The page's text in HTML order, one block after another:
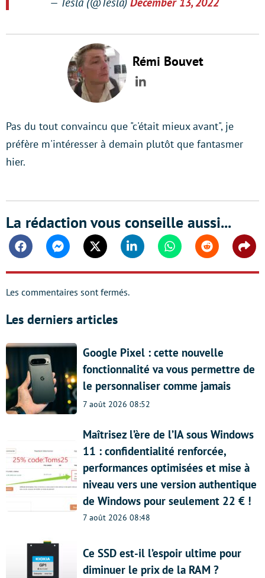
Rémi Bouvet
LinkedIn
Pas du tout convaincu que "c'était mieux avant", je
préfère m'intéresser à demain plutôt que fantasmer
hier.
La rédaction vous conseille aussi...
FacebookMessengerTwitter Linkedin WhatsappReddit
Les commentaires sont fermés.
Les derniers articles
Google Pixel : cette nouvelle
fonctionnalité va vous permettre de
le personnaliser comme jamais
7 août 2026 08:52
Maîtrisez l’ère de l’IA sous Windows
11 : confidentialité renforcée,
performances optimisées et mise à
niveau vers une version authentique
de Windows pour seulement 22 € !
7 août 2026 08:48
Ce SSD est-il l’espoir ultime pour
diminuer le prix de la RAM ?